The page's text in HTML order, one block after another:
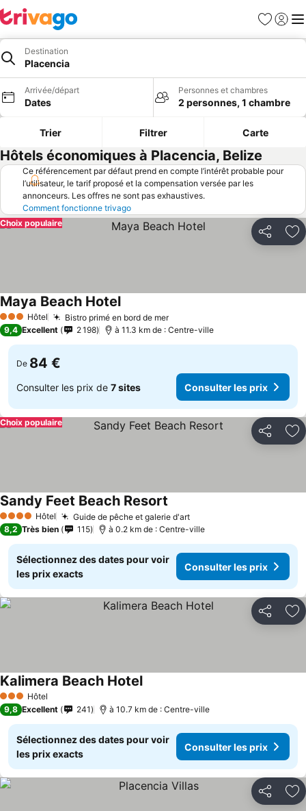
Favoris
Se
Destination
Placencia
Arrivée/départ
Dates
Personnes et chambres
2 personnes, 1 chambre
Trier Filtrer Carte
Hôtels économiques à Placencia, Belize
Ce référencement par défaut prend en compte l’intérêt probable pour
l’utilisateur, le tarif proposé et la compensation versée par les
annonceurs. Les offres ne sont pas exhaustives.
Comment fonctionne trivago
Partager
Choix populaire
3 ÉtoilesHôtel Bistro primé en bord de mer
Maya Beach Hotel
9,4 Excellent 2 198 à 11.3 km de : Centre-ville
De 84 €
Consulter les prix de 7 sites Consulter les prix
Partager
Choix populaire
4 Étoiles Hôtel Guide de pêche et galerie d'art
Sandy Feet Beach Resort
8,2 Très bien 115 à 0.2 km de : Centre-ville
Sélectionnez des dates pour voir
les prix exacts
Consulter les prix
Partager
3 ÉtoilesHôtel
Kalimera Beach Hotel
9,8 Excellent 241 à 10.7 km de : Centre-ville
Sélectionnez des dates pour voir
les prix exacts
Consulter les prix
Partager